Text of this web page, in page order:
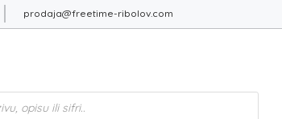
prodaja@freetime-ribolov.com